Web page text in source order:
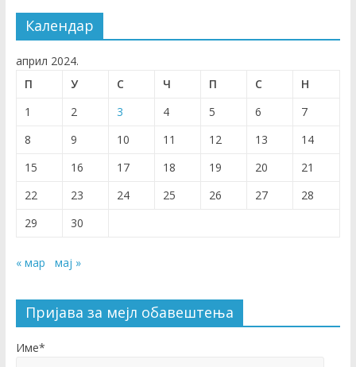
Календар
април 2024.
П
У С Ч П С
Н
1
2 3 4 5 6
7
8
9 10 11 12 13
14
15
16 17 18 19 20
21
22
23 24 25 26 27
28
29
30
« мар мај »
Пријава за мејл обавештења
Име*